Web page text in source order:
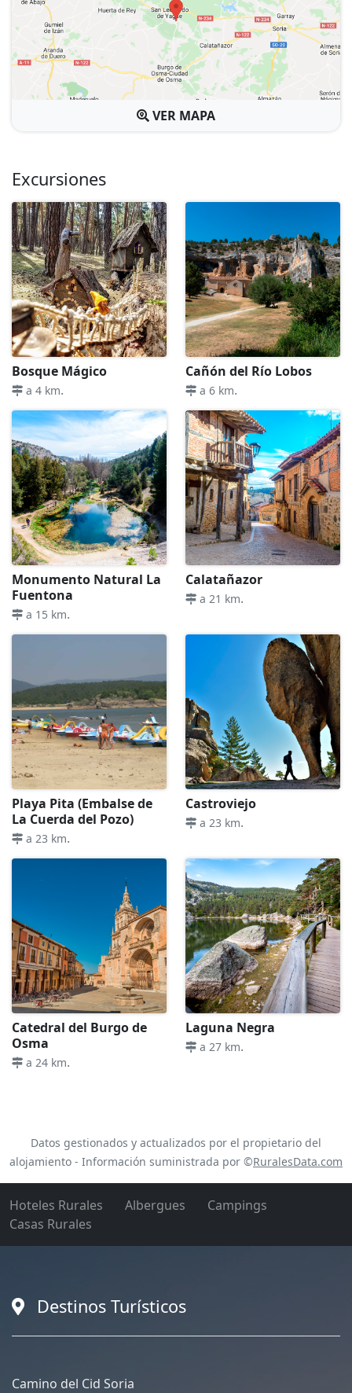
VER MAPA
Excursiones
Bosque Mágico
a 4 km.
Cañón del Río Lobos
a 6 km.
Monumento Natural La
Fuentona
a 15 km.
Calatañazor
a 21 km.
Playa Pita (Embalse de
La Cuerda del Pozo)
a 23 km.
Castroviejo
a 23 km.
Catedral del Burgo de
Osma
a 24 km.
Laguna Negra
a 27 km.
Datos gestionados y actualizados por el propietario del
alojamiento - Información suministrada por ©RuralesData.com
Hoteles Rurales Albergues
Campings
Casas Rurales
Destinos Turísticos
Camino del Cid Soria